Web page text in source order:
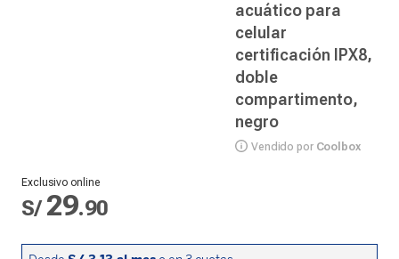
acuático para
celular
certificación IPX8,
doble
compartimento,
negro
Vendido por Coolbox
Exclusivo online
S/ 29.90